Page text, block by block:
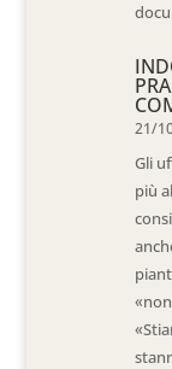
21/
Gli
più